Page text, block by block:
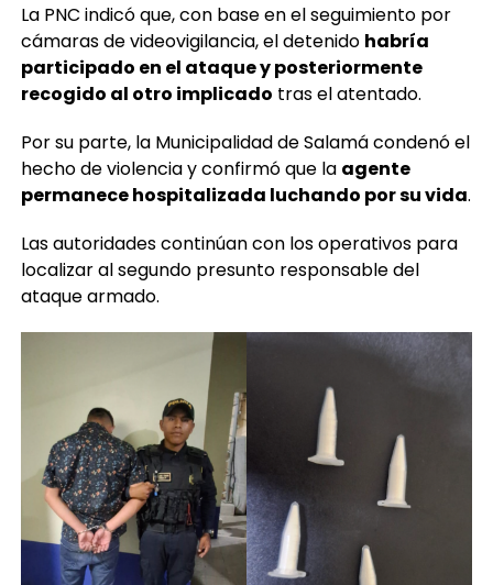
La PNC indicó que, con base en el seguimiento por
cámaras de videovigilancia, el detenido habría
participado en el ataque y posteriormente
recogido al otro implicado tras el atentado.
Por su parte, la Municipalidad de Salamá condenó el
hecho de violencia y confirmó que la agente
permanece hospitalizada luchando por su vida.
Las autoridades continúan con los operativos para
localizar al segundo presunto responsable del
ataque armado.